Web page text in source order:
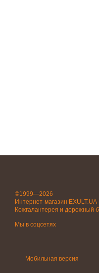
©1999—2026
Интернет-магазин EXULT.UA
Кожгалантерея и дорожный
Мы в соцсетях
Мобильная версия